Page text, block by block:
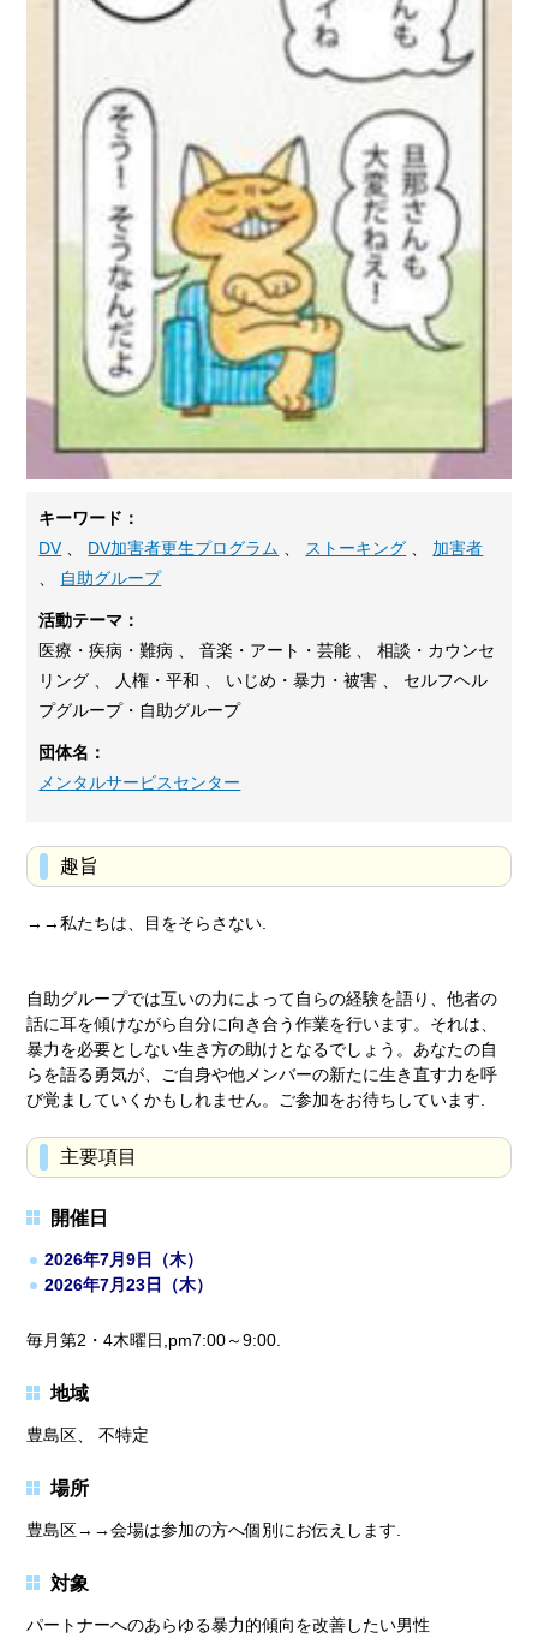
キーワード：
DV、 DV加害者更生プログラム ストーキング
加害者
自助グループ
活動テーマ：
医療・疾病・難病 、 音楽・アート・芸能 、 相談・カウンセ
リング 、 人権・平和 、 いじめ・暴力・被害 、 セルフヘル
プグループ・自助グループ
団体名：
メンタルサービスセンター
趣旨
→→私たちは、目をそらさない.
自助グループでは互いの力によって自らの経験を語り、他者の
話に耳を傾けながら自分に向き合う作業を行います。それは、
暴力を必要としない生き方の助けとなるでしょう。あなたの自
らを語る勇気が、ご自身や他メンバーの新たに生き直す力を呼
び覚ましていくかもしれません。ご参加をお待ちしています.
主要項目
開催日
2026年7月9日（木）
2026年7月23日（木）
毎月第2・4木曜日,pm7:00～9:00.
地域
豊島区、 不特定
場所
豊島区→→会場は参加の方へ個別にお伝えします.
対象
パートナーへのあらゆる暴力的傾向を改善したい男性